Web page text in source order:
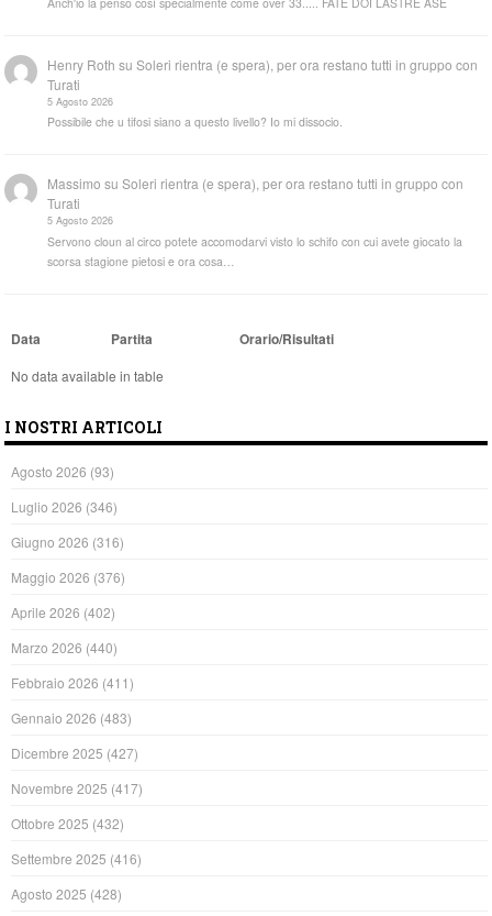
Henry Roth suSoleri rientra (e spera), per ora restano tutti in gruppo con
Turati
5 Agosto 2026
Possibile che u tifosi siano a questo livello? Io mi dissocio.
Massimo suSoleri rientra (e spera), per ora restano tutti in gruppo con
Turati
5 Agosto 2026
Servono cloun al circo potete accomodarvi visto lo schifo con cui avete giocato la
scorsa stagione pietosi e ora cosa…
Data Partita Orario/Risultati
No data available in table
I NOSTRI ARTICOLI
Agosto 2026 (93)
Luglio 2026 (346)
Giugno 2026 (316)
Maggio 2026 (376)
Aprile 2026 (402)
Marzo 2026 (440)
Febbraio 2026 (411)
Gennaio 2026 (483)
Dicembre 2025 (427)
Novembre 2025 (417)
Ottobre 2025 (432)
Settembre 2025 (416)
Agosto 2025 (428)